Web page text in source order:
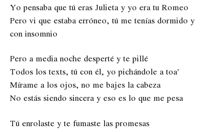
Yo pensaba que tú eras Julieta y yo era tu Romeo
Pero vi que estaba erróneo, tú me tenías dormido y
con insomnio
Pero a media noche desperté y te pillé
Todos los texts, tú con él, yo pichándole a toa’
Mírame a los ojos, no me bajes la cabeza
No estás siendo sincera y eso es lo que me pesa
Tú enrolaste y te fumaste las promesas